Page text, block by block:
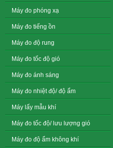
Máy đo phóng xạ
Máy đo tiếng ồn
Máy đo độ rung
Máy đo tốc độ gió
Máy đo ánh sáng
Máy đo nhiệt độ/ độ ẩm
Máy lấy mẫu khí
Máy đo tốc độ/ lưu lượng gió
Máy đo độ ẩm không khí